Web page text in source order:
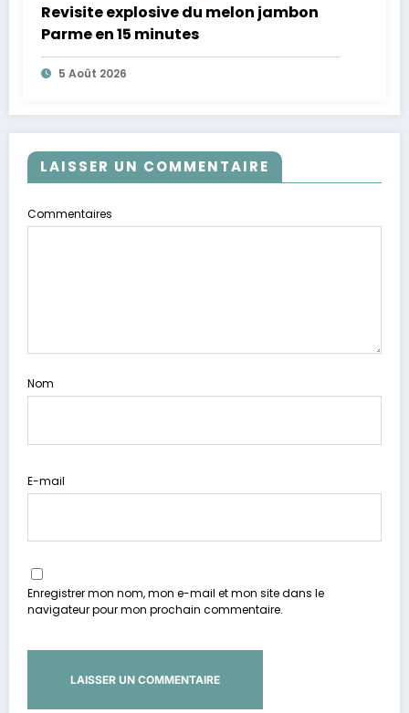
Revisite explosive du melon jambon
Parme en 15 minutes
5 Août 2026
LAISSER UN COMMENTAIRE
Commentaires
Nom
E-mail
Enregistrer mon nom, mon e-mail et mon site dans le
navigateur pour mon prochain commentaire.